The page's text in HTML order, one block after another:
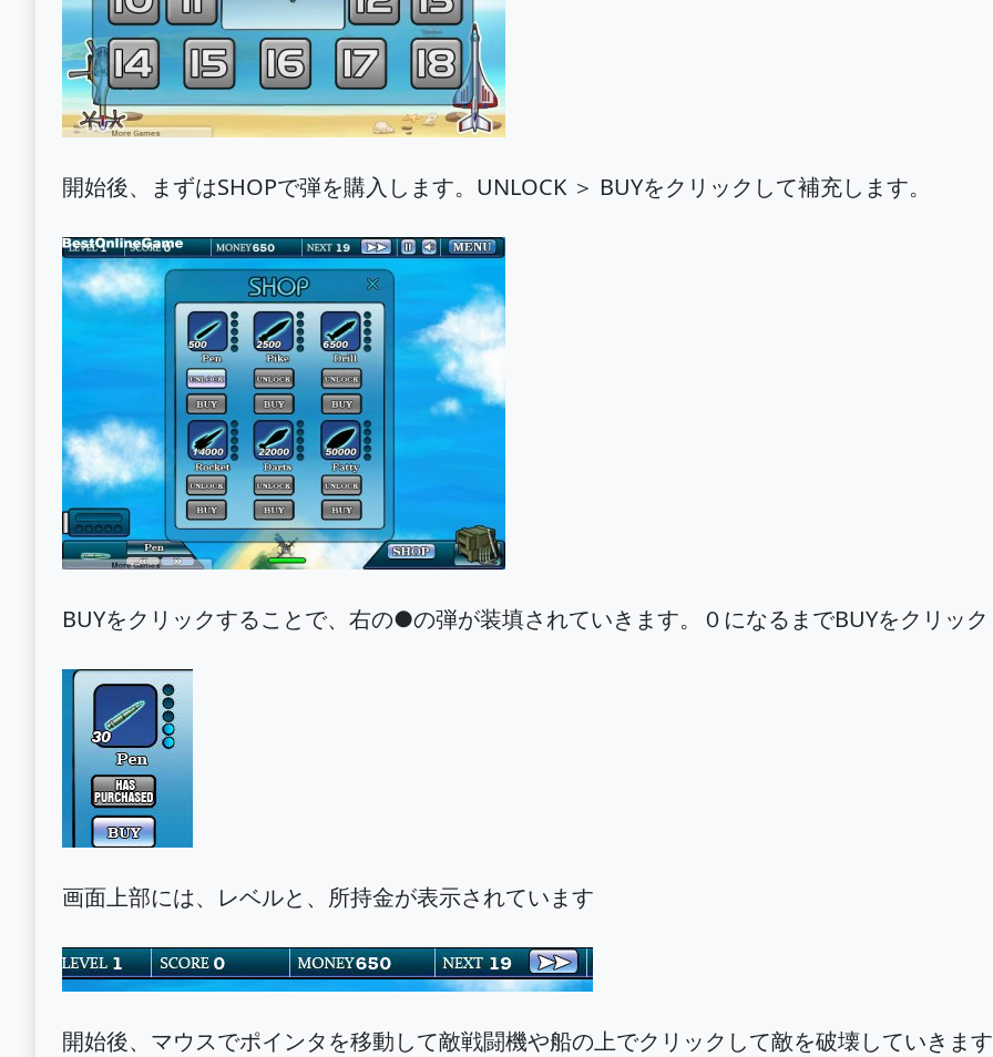
開始後、まずはSHOPで弾を購入します。UNLOCK ＞ BUYをクリックして補充します。
BUYをクリックすることで、右の●の弾が装填されていきます。０になるまでBUYをクリッ
画面上部には、レベルと、所持金が表示されています
開始後、マウスでポインタを移動して敵戦闘機や船の上でクリックして敵を破壊していきま